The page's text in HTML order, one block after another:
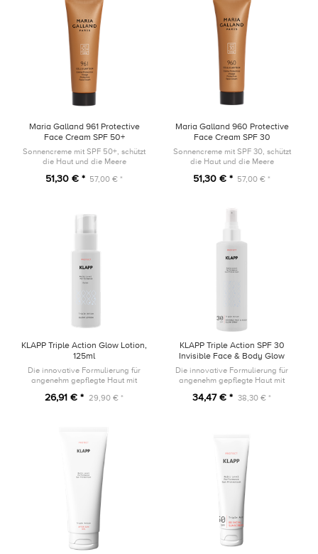
Maria Galland 961 Protective
Face Cream SPF 50+
CELLULAR'SUN 50ml
Sonnencreme mit SPF 50+, schützt
die Haut und die Meere
51,30 € * 57,00 € *
Maria Galland 960 Protective
Face Cream SPF 30
CELLULAR'SUN 50ml
Sonnencreme mit SPF 30, schützt
die Haut und die Meere
51,30 € * 57,00 € *
KLAPP Triple Action Glow Lotion,
125ml
Die innovative Formulierung für
angenehm gepflegte Haut mit
Effekt
26,91 € * 29,90 € *
KLAPP Triple Action SPF 30
Invisible Face & Body Glow
Spray, 200ml
Die innovative Formulierung für
angenehm gepflegte Haut mit
Effekt
34,47 € * 38,30 € *